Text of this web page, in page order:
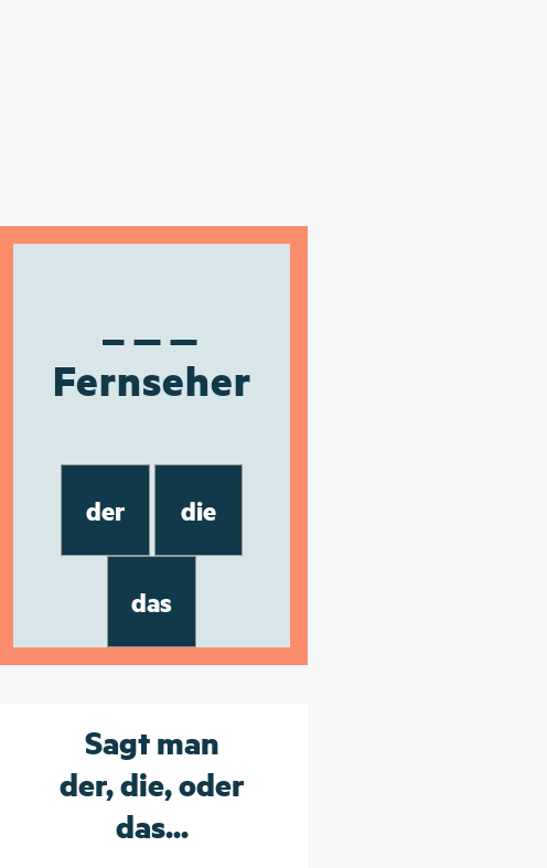
Fernseher
der die
das
Sagt man
der, die, oder
das...